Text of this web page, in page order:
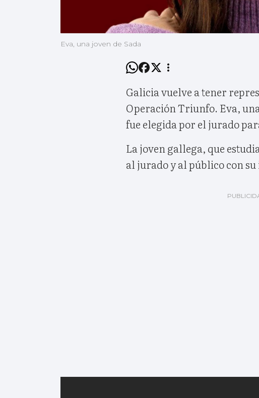
Eva, una joven de Sada
Galicia vuelve a tener
Operación Triunfo. Eva,
fue elegida por el jurado
La joven gallega, que
al jurado y al público con